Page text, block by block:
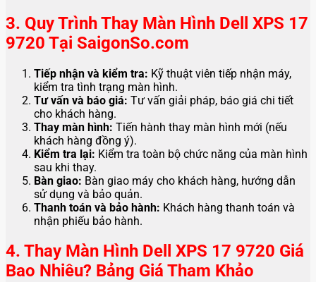
3. Quy Trình Thay Màn Hình Dell XPS 17
9720 Tại SaigonSo.com
Tiếp nhận và kiểm tra: Kỹ thuật viên tiếp nhận máy,
kiểm tra tình trạng màn hình.
Tư vấn và báo giá: Tư vấn giải pháp, báo giá chi tiết
cho khách hàng.
Thay màn hình: Tiến hành thay màn hình mới (nếu
khách hàng đồng ý).
Kiểm tra lại: Kiểm tra toàn bộ chức năng của màn hình
sau khi thay.
Bàn giao: Bàn giao máy cho khách hàng, hướng dẫn
sử dụng và bảo quản.
Thanh toán và bảo hành: Khách hàng thanh toán và
nhận phiếu bảo hành.
4. Thay Màn Hình Dell XPS 17 9720 Giá
Bao Nhiêu? Bảng Giá Tham Khảo